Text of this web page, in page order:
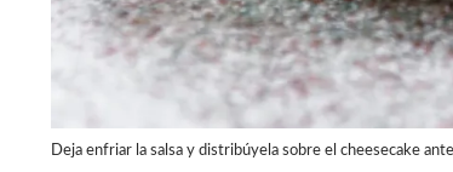
Deja enfriar la salsa y distribúyela sobre el cheesecake